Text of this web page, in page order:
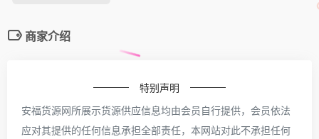
商家介绍
特别声明
安福货源网所展示货源供应信息均由会员自行提供，会员依法
应对其提供的任何信息承担全部责任，本网站对此不承担任何